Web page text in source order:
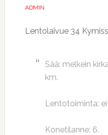
ADMIN
Lentolaivue 34
Sää: melkein
km.
Lentotoiminta:
Konetilanne: 6.